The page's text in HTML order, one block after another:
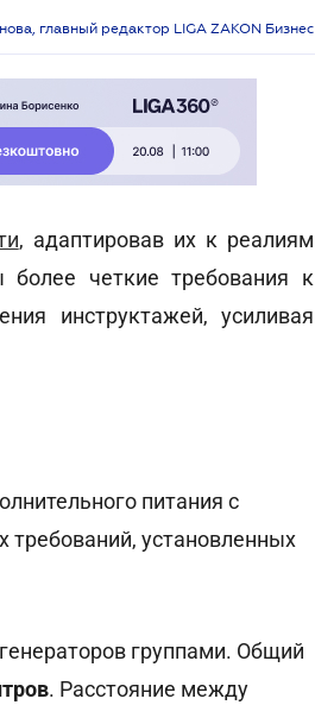
главный редактор LIGA ZAKON Бизнес
, адаптировав их к реалиям
более четкие требования к
инструктажей, усиливая
питания с
установленных
группами. Общий
. Расстояние между